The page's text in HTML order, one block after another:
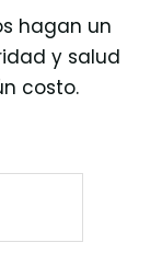
hagan un
y salud
costo.